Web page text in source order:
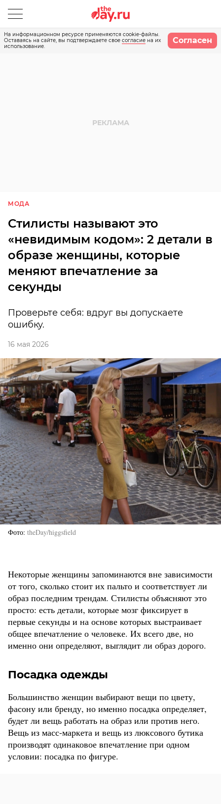
На информационном ресурсе применяются cookie-файлы.
Оставаясь на сайте, вы подтверждаете свое согласие на их
использование.
Согласен
МОДА
Стилисты называют это
«невидимым кодом»: 2 детали в
образе женщины, которые
меняют впечатление за
секунды
Проверьте себя: вдруг вы допускаете
ошибку.
16 мая 2026
Фото theDay/higgsfield
Некоторые женщины запоминаются вне зависимости
от того, сколько стоит их пальто и соответствует ли
образ последним трендам. Стилисты объясняют это
просто: есть детали, которые мозг фиксирует в
первые секунды и на основе которых выстраивает
общее впечатление о человеке. Их всего две, но
именно они определяют, выглядит ли образ дорого.
Посадка одежды
Большинство женщин выбирают вещи по цвету,
фасону или бренду, но именно посадка определяет,
будет ли вещь работать на образ или против него.
Вещь из масс-маркета и вещь из люксового бутика
производят одинаковое впечатление при одном
условии: посадка по фигуре.